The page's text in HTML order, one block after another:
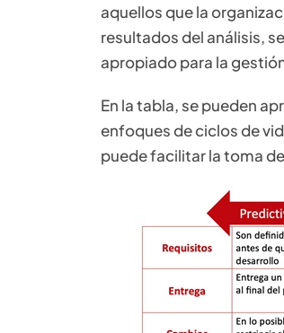
aquellos que la
resultados del análisis,
apropiado para la
En la tabla, se pueden
enfoques de ciclos de
puede facilitar la toma